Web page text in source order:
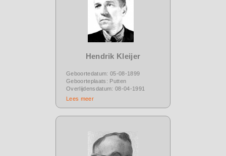
Hendrik Kleijer
Geboortedatum: 05-08-1899
Geboorteplaats: Putten
Overlijdensdatum: 08-04-1991
Lees meer